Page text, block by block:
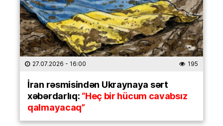
27.07.2026 - 16:00 195
İran rəsmisindən Ukraynaya sərt
xəbərdarlıq:“Heç bir hücum cavabsız
qalmayacaq”